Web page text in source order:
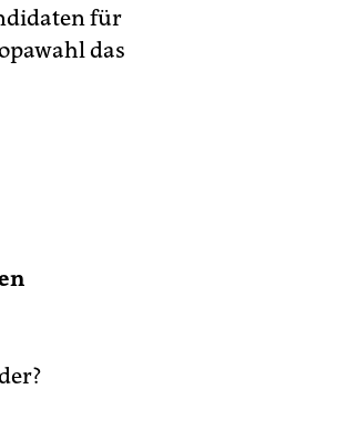
für
das